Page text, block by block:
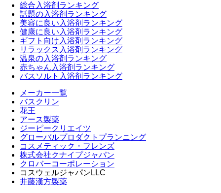
総合入浴剤ランキング
話題の入浴剤ランキング
美容に良い入浴剤ランキング
健康に良い入浴剤ランキング
ギフト向け入浴剤ランキング
リラックス入浴剤ランキング
温泉の入浴剤ランキング
赤ちゃん入浴剤ランキング
バスソルト入浴剤ランキング
メーカー一覧
バスクリン
花王
アース製薬
ジーピークリエイツ
グローバルプロダクトプランニング
コスメティック・フレンズ
株式会社クナイプジャパン
クロバーコーポレーション
コスウェルジャパンLLC
井藤漢方製薬